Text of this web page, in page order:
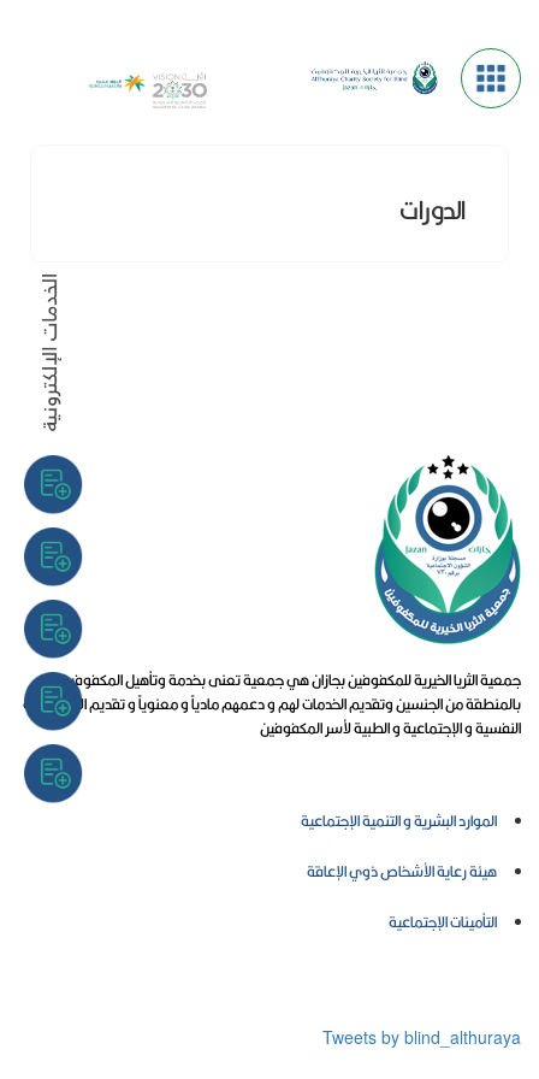
الدورات
جمعية الثريا الخيرية للمكفوفين بجازان هي جمعية تعنى بخدمة وتأهيل المكفوفين
بالمنطقة من الجنسين وتقديم الخدمات لهم و دعمهم مادياً و معنوياً و تقديم الإستشارات
النفسية و الإجتماعية و الطبية لأسر المكفوفين
الموارد البشرية و التنمية الإجتماعية
هيئة رعاية الأشخاص ذوي الإعاقة
التأمينات الإجتماعية
Tweets by blind_althuraya